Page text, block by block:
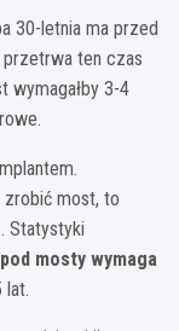
30-letnia ma przed
przetrwa ten czas
wymagałby 3-4
most, to
Statystyki
mosty wymaga
lat.